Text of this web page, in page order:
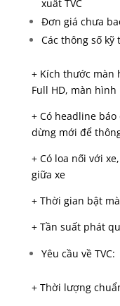
xuất TVC
Đơn giá chưa
Các thông số kỹ
+ Kích thước màn
Full HD, màn
+ Có headline
dừng mới để
+ Có loa nối với
giữa xe
+ Thời gian bật
+ Tần suất phát
Yêu cầu về TVC:
+ Thời lượng